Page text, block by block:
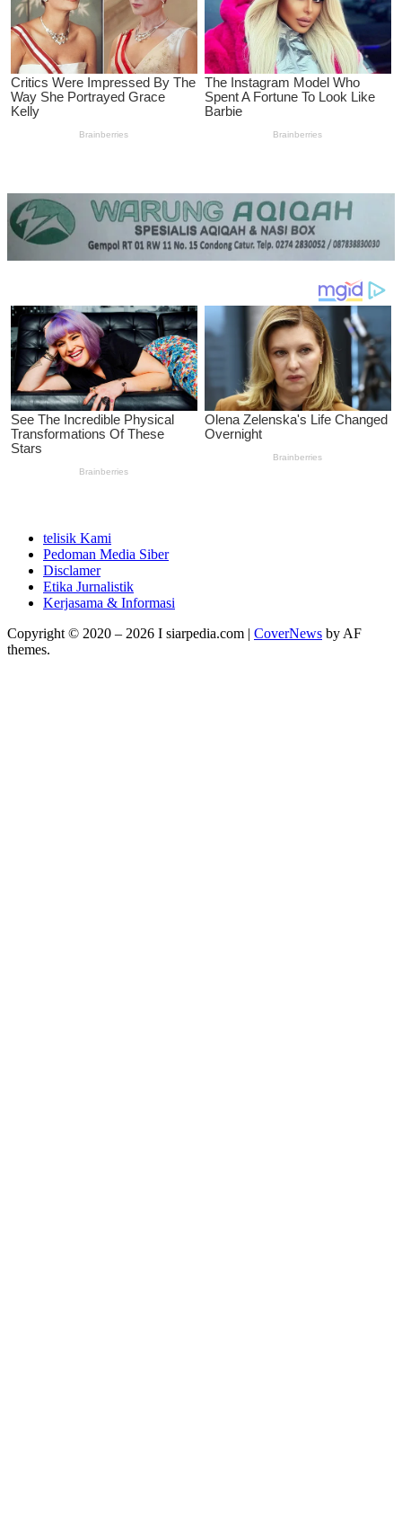
telisik Kami
Pedoman Media Siber
Disclamer
Etika Jurnalistik
Kerjasama & Informasi
Copyright © 2020 – 2026 I siarpedia.com | CoverNews by AF
themes.